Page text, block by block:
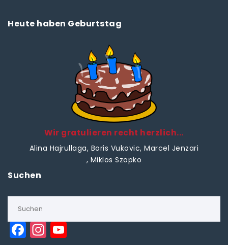
Heute haben Geburtstag
Wir gratulieren recht herzlich...
Alina Hajrullaga, Boris Vukovic, Marcel Jenzari
, Miklos Szopko
Suchen
F In